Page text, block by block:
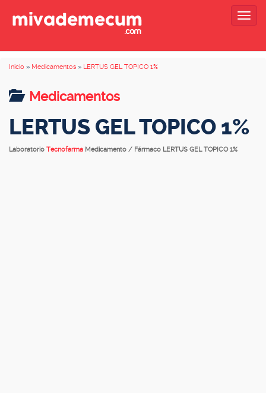
Inicio » Medicamentos » LERTUS GEL TOPICO 1%
Medicamentos
LERTUS GEL TOPICO 1%
Laboratorio Tecnofarma Medicamento / Fármaco LERTUS GEL TOPICO 1%